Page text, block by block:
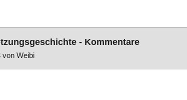
- Kommentare
Weibi